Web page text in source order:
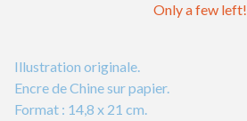
Only a few left!
Illustration originale.
Encre de Chine sur papier.
Format : 14,8 x 21 cm.